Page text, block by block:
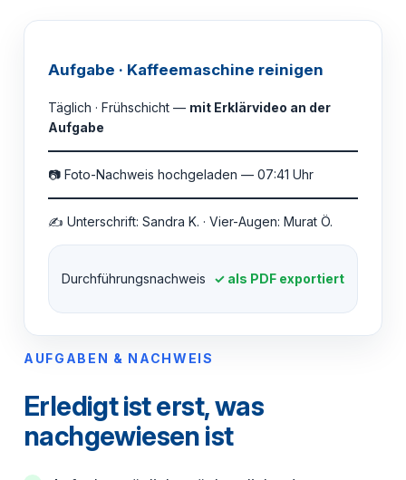
Aufgabe · Kaffeemaschine reinigen
Täglich · Frühschicht — mit Erklärvideo an der
Aufgabe
📷 Foto-Nachweis hochgeladen — 07:41 Uhr
✍ Unterschrift: Sandra K. · Vier-Augen: Murat Ö.
Durchführungsnachweis ✓ als PDF exportiert
AUFGABEN & NACHWEIS
Erledigt ist erst, was
nachgewiesen ist